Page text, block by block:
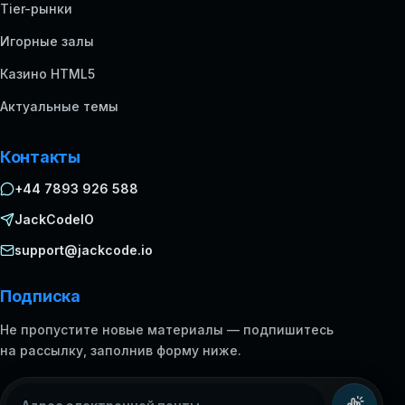
Tier-рынки
Игорные залы
Казино HTML5
Актуальные темы
Контакты
+44 7893 926 588
JackCodeIO
support@jackcode.io
Подписка
Не пропустите новые материалы — подпишитесь
на рассылку, заполнив форму ниже.